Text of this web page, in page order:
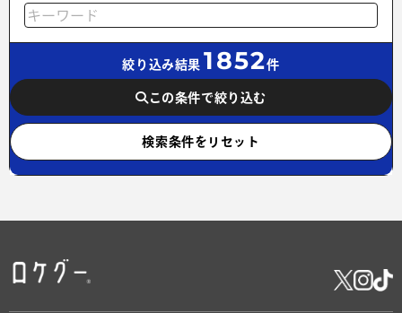
絞り込み結果 1852件
この条件で絞り込む
検索条件をリセット